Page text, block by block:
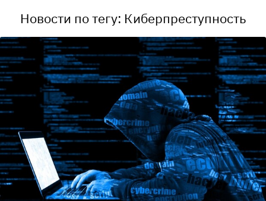
Новости по тегу: Киберпреступность